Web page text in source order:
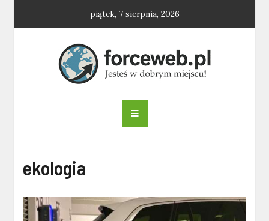
piątek, 7 sierpnia, 2026
forceweb.pl
ekologia